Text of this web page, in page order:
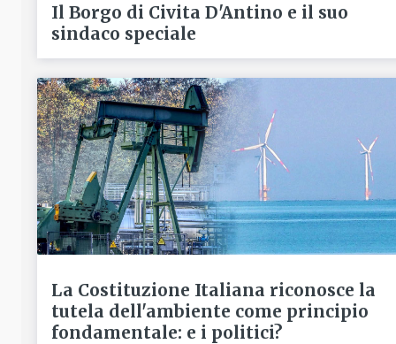
Il Borgo di Civita D'Antino e il suo
sindaco speciale
La Costituzione Italiana riconosce la
tutela dell'ambiente come principio
fondamentale: e i politici?